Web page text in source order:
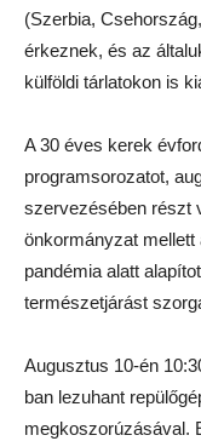
(Szerbia,
érkeznek, és az
külföldi tárlatokon is
A 30 éves kerek
programsorozatot,
szervezésében részt
önkormányzat
pandémia alatt
természetjárást
Augusztus 10-én
ban lezuhant
megkoszorúzásával.